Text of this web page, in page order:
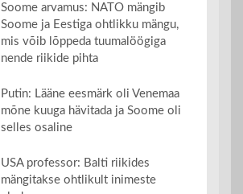
Soome arvamus: NATO mängib
Soome ja Eestiga ohtlikku mängu,
mis võib lõppeda tuumalöögiga
nende riikide pihta
Putin: Lääne eesmärk oli Venemaa
mõne kuuga hävitada ja Soome oli
selles osaline
USA professor: Balti riikides
mängitakse ohtlikult inimeste